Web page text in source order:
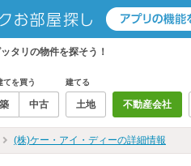
タリの物件を探そう！
てを買う
中古
建てる
土地 不動産会社
(株)ケー・アイ・ディーの詳細情報